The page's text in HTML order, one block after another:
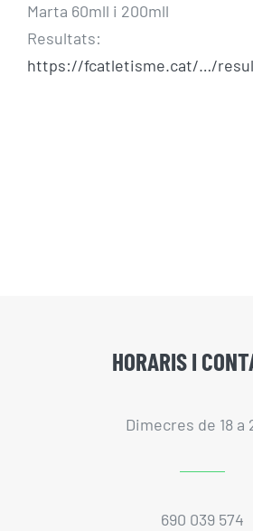
Marta 60mll i 200mll
Resultats:
https://fcatletisme.cat/…/
HORARIS I
Dimecres de 18 a
690 039 574